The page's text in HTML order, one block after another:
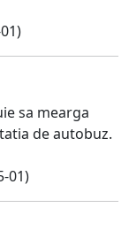
sa mearga
de autobuz.
01)